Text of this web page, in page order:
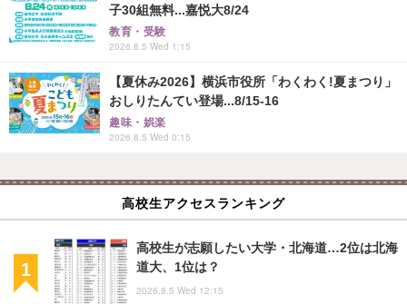
子30組無料...嘉悦大8/24
教育・受験
2026.8.5 Wed 1:15
【夏休み2026】横浜市役所「わくわく!夏まつり」
おしりたんてい登場...8/15-16
趣味・娯楽
2026.8.5 Wed 0:15
高校生アクセスランキング
高校生が志願したい大学・北海道…2位は北海
道大、1位は？
2026.8.5 Wed 12:15